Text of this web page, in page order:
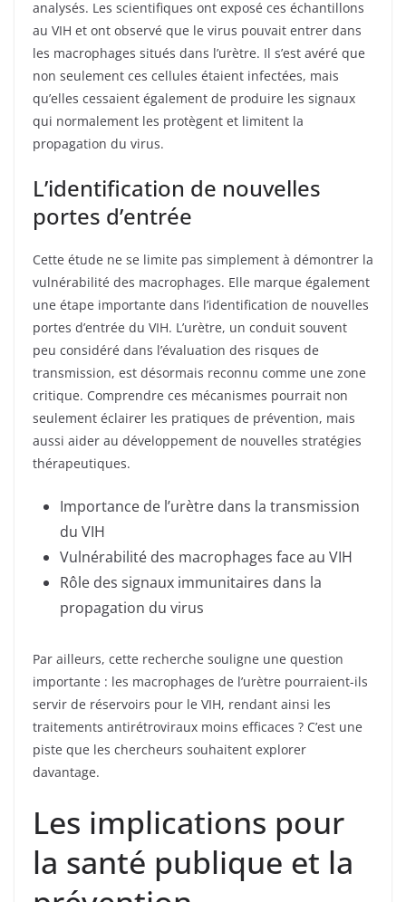
analysés. Les scientifiques ont exposé ces échantillons
au VIH et ont observé que le virus pouvait entrer dans
les macrophages situés dans l’urètre. Il s’est avéré que
non seulement ces cellules étaient infectées, mais
qu’elles cessaient également de produire les signaux
qui normalement les protègent et limitent la
propagation du virus.
L’identification de nouvelles
portes d’entrée
Cette étude ne se limite pas simplement à démontrer la
vulnérabilité des macrophages. Elle marque également
une étape importante dans l’identification de nouvelles
portes d’entrée du VIH. L’urètre, un conduit souvent
peu considéré dans l’évaluation des risques de
transmission, est désormais reconnu comme une zone
critique. Comprendre ces mécanismes pourrait non
seulement éclairer les pratiques de prévention, mais
aussi aider au développement de nouvelles stratégies
thérapeutiques.
Importance de l’urètre dans la transmission
du VIH
Vulnérabilité des macrophages face au VIH
Rôle des signaux immunitaires dans la
propagation du virus
Par ailleurs, cette recherche souligne une question
importante : les macrophages de l’urètre pourraient-ils
servir de réservoirs pour le VIH, rendant ainsi les
traitements antirétroviraux moins efficaces ? C’est une
piste que les chercheurs souhaitent explorer
davantage.
Les implications pour
la santé publique et la